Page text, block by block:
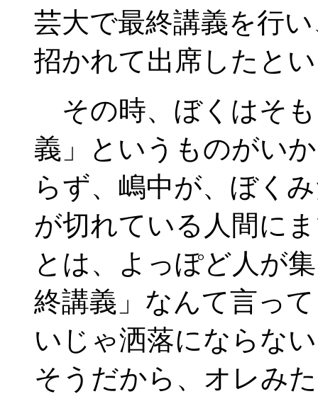
芸大で最終講義を行
招かれて出席したと
その時、ぼくはそ
義」というものがい
らず、嶋中が、ぼく
が切れている人間に
とは、よっぽど人が
終講義」なんて言っ
いじゃ洒落にならな
そうだから、オレみ